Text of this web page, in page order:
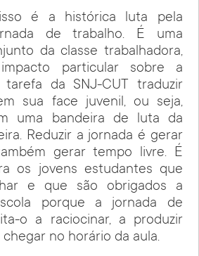
é a histórica luta pela
de trabalho. É uma
da classe trabalhadora,
particular sobre a
tarefa da SNJ-CUT traduzir
sua face juvenil, ou seja,
uma bandeira de luta da
Reduzir a jornada é gerar
gerar tempo livre. É
os jovens estudantes que
e que são obrigados a
porque a jornada de
o a raciocinar, a produzir
no horário da aula.